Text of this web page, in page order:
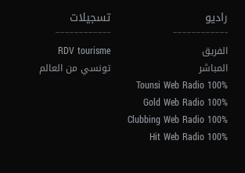
راديو
الفريق
المباشر
100% Tounsi Web Radio
100% Gold Web Radio
100% Clubbing Web Radio
100% Hit Web Radio
تسجيلات
RDV tourisme
تونسي من العالم